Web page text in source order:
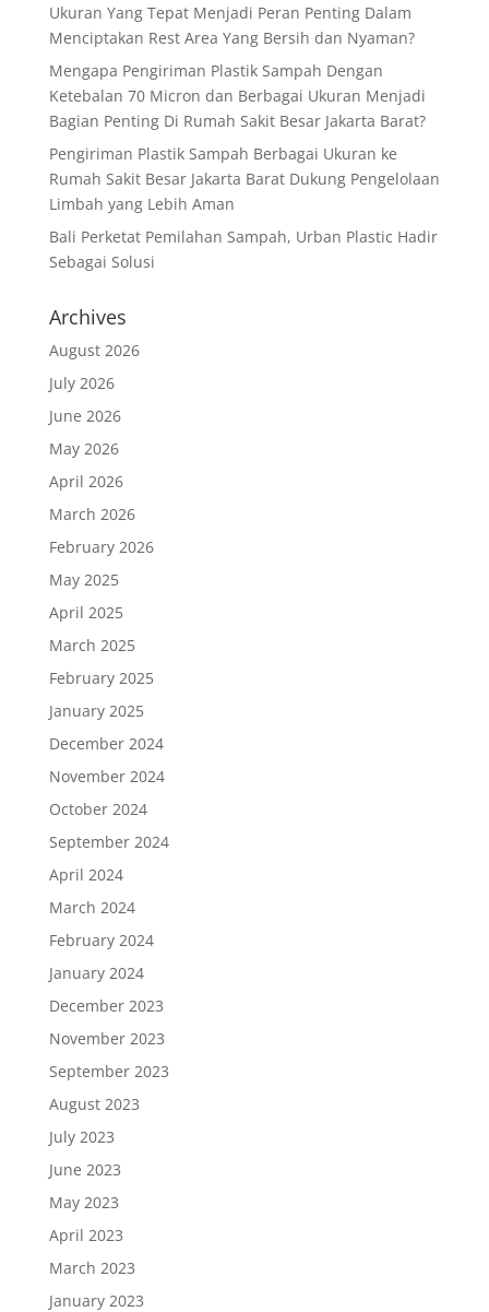
Ukuran Yang Tepat Menjadi Peran Penting Dalam
Menciptakan Rest Area Yang Bersih dan Nyaman?
Mengapa Pengiriman Plastik Sampah Dengan
Ketebalan 70 Micron dan Berbagai Ukuran Menjadi
Bagian Penting Di Rumah Sakit Besar Jakarta Barat?
Pengiriman Plastik Sampah Berbagai Ukuran ke
Rumah Sakit Besar Jakarta Barat Dukung Pengelolaan
Limbah yang Lebih Aman
Bali Perketat Pemilahan Sampah, Urban Plastic Hadir
Sebagai Solusi
Archives
August 2026
July 2026
June 2026
May 2026
April 2026
March 2026
February 2026
May 2025
April 2025
March 2025
February 2025
January 2025
December 2024
November 2024
October 2024
September 2024
April 2024
March 2024
February 2024
January 2024
December 2023
November 2023
September 2023
August 2023
July 2023
June 2023
May 2023
April 2023
March 2023
January 2023